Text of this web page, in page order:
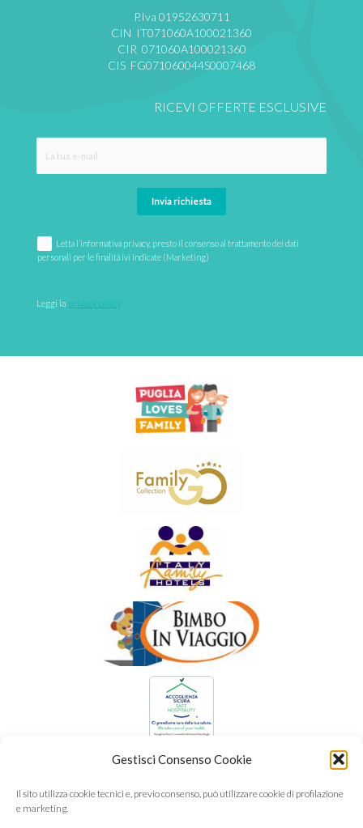
Gestisci Consenso Cookie
Il sito utilizza cookie tecnici e, previo consenso, può utilizzare cookie di profilazione
e marketing.
P.Iva 01952630711
CIN IT071060A100021360
CIR 071060A100021360
CIS FG071060044S0007468
RICEVI OFFERTE ESCLUSIVE
Invia richiesta
Letta l’informativa privacy, presto il consenso al trattamento dei dati
personali per le finalità ivi indicate (Marketing)
Leggi la privacy policy